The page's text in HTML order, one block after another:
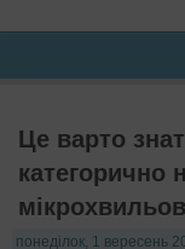
Це варто
категорично
понеділок, 1 вересень